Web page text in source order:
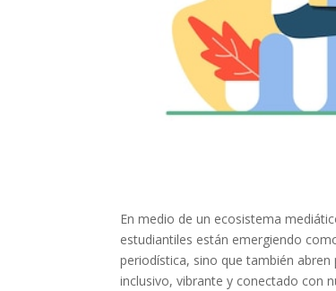
En medio de un ecosistema
estudiantiles están emergiendo
periodística, sino que también
inclusivo, vibrante y conectado con